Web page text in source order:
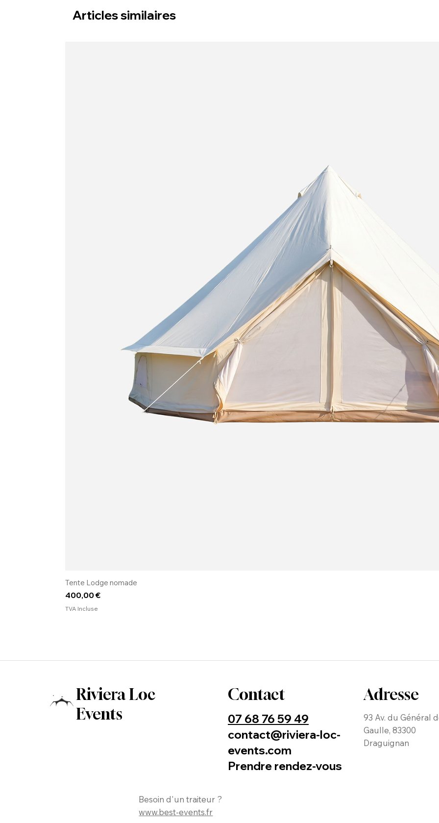
Articles similaires
Tente Lodge nomade
Prix
400,00 €
TVA Incluse
Riviera Loc
Events
Contact
07 68 76 59 49
contact@riviera-loc-
events.com
Prendre rendez-vous
Adresse
93 Av. du Général
Gaulle, 83300
Draguignan
Besoin d'un traiteur ?
www.best-events.fr